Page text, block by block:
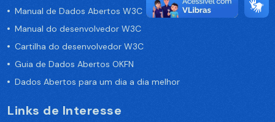
Manual de Dados Abertos W3C
Manual do desenvolvedor W3C
Cartilha do desenvolvedor W3C
Guia de Dados Abertos OKFN
Dados Abertos para um dia a dia melhor
Links de Interesse